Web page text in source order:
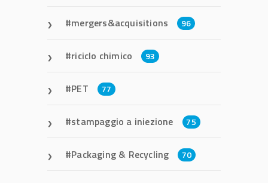
mergers&acquisitions 96
riciclo chimico 93
PET 77
stampaggio a iniezione 75
Packaging & Recycling 70